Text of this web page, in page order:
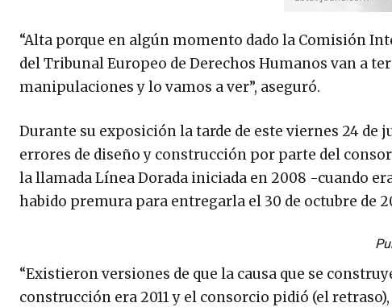
“Alta porque en algún momento dado la Comisión
del Tribunal Europeo de Derechos Humanos van a
manipulaciones y lo vamos a ver”, aseguró.
Durante su exposición la tarde de este viernes 24 de
errores de diseño y construcción por parte del
la llamada Línea Dorada iniciada en 2008 -cuando
habido premura para entregarla el 30 de octubre de
“Existieron versiones de que la causa que se
construcción era 2011 y el consorcio pidió (el